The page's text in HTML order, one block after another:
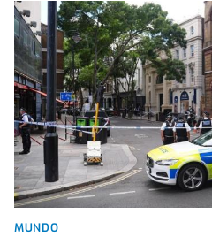
MUNDO